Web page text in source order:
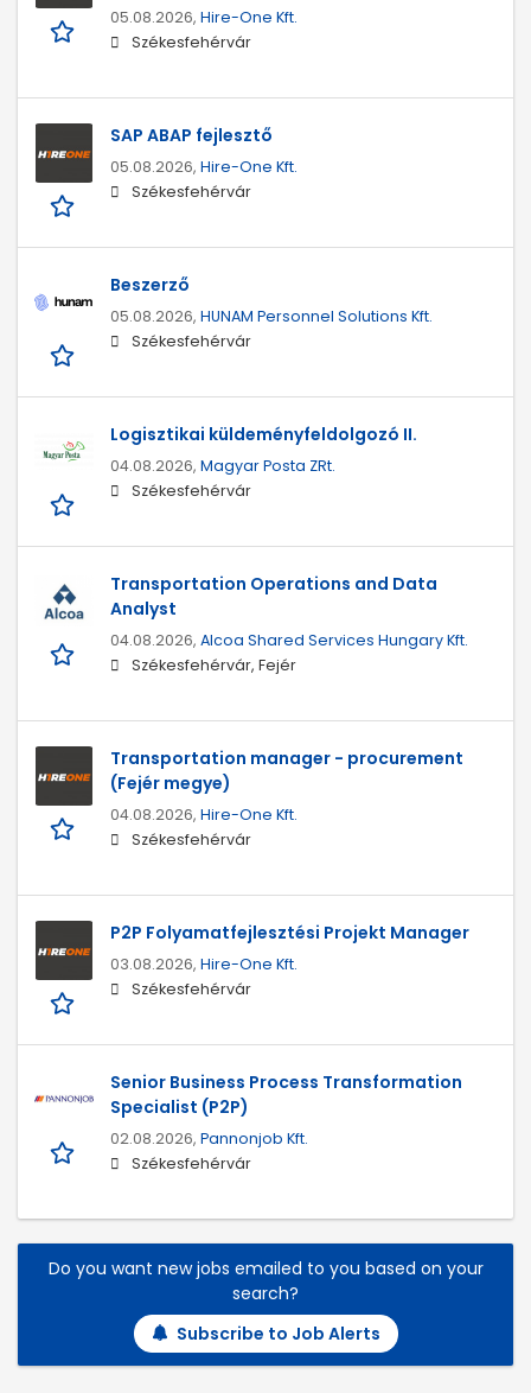
05.08.2026, Hire-One Kft.
Székesfehérvár
SAP ABAP fejlesztő
05.08.2026, Hire-One Kft.
Székesfehérvár
Beszerző
05.08.2026, HUNAM Personnel Solutions Kft.
Székesfehérvár
Logisztikai küldeményfeldolgozó II.
04.08.2026, Magyar Posta ZRt.
Székesfehérvár
Transportation Operations and Data
Analyst
04.08.2026, Alcoa Shared Services Hungary Kft.
Székesfehérvár, Fejér
Transportation manager - procurement
(Fejér megye)
04.08.2026, Hire-One Kft.
Székesfehérvár
P2P Folyamatfejlesztési Projekt Manager
03.08.2026, Hire-One Kft.
Székesfehérvár
Senior Business Process Transformation
Specialist (P2P)
02.08.2026, Pannonjob Kft.
Székesfehérvár
Do you want new jobs emailed to you based on your
search?
Subscribe to Job Alerts